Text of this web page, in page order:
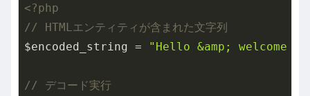
<?php
// HTMLエンティティが含まれた文字列
$encoded_string =
"Hello &amp; welcome
// デコード実行